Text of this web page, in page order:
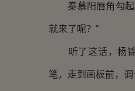
秦慕阳唇角勾起
就来了呢？”
听了这话，杨锦
笔，走到画板前，调